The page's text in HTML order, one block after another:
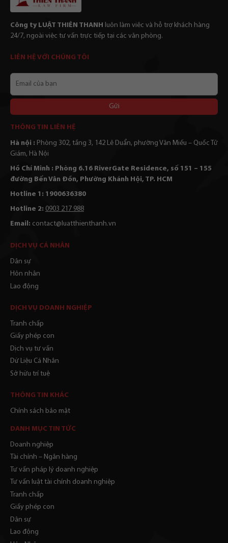
Công ty LUẬT THIÊN THANH
luôn làm viêc và hỗ trợ khách hàng
24/7, ngoài việc tư vấn trực tiếp tại các văn phòng.
LIÊN HỆ VỚI CHÚNG TÔI
bạn
THÔNG TIN LIÊN HỆ
Hà nội : Phòng 302, tầng 3, 142 Lê Duẩn, phường Văn Miếu – Quốc Tử
Giám, Hà Nội
Hồ Chí Minh : Phòng 6.16 RiverGate Residence, số 151 – 155
đường Bến Vân Đồn, Phường Khánh Hội, TP. HCM
Hotline 1: 1900636380
Hotline 2: 0903 217 988
Email: contact@luatthienthanh.vn
DỊCH VỤ CÁ NHÂN
Dân sự
Hôn nhân
Lao động
DỊCH VỤ DOANH NGHIỆP
Tranh chấp
Giấy phép con
Dịch vụ tư vấn
Dữ Liệu Cá Nhân
Sở hữu trí tuệ
THÔNG TIN KHÁC
Chính sách bảo mật
DANH MỤC TIN TỨC
Doanh nghiệp
Tài chính – Ngân hàng
Tư vấn pháp lý doanh nghiệp
Tư vấn luật tài chính doanh nghiệp
Tranh chấp
Giấy phép con
Dân sự
Lao động